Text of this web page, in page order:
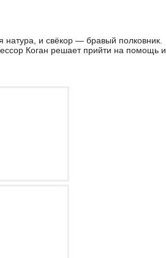
и свёкор — бравый полковник.
Коган решает прийти на помощь и